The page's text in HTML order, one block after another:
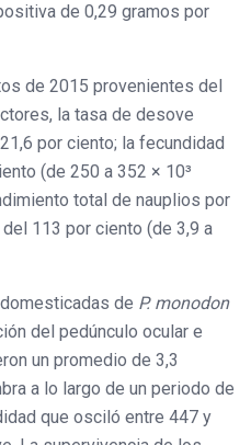
de 0,29 gramos por
de 2015 provenientes del
la tasa de desove
por ciento; la fecundidad
(de 250 a 352 × 10³
total de nauplios por
113 por ciento (de 3,9 a
de P. monodon
del pedúnculo ocular e
un promedio de 3,3
a lo largo de un periodo de
que osciló entre 447 y